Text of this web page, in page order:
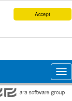
Accept